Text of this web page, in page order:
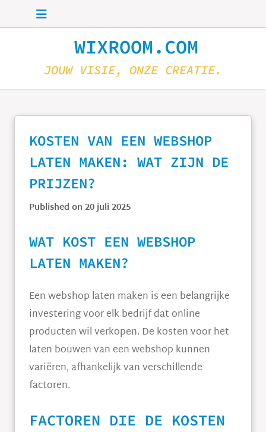
Skip to main content
WIXROOM.COM
JOUW VISIE, ONZE CREATIE.
KOSTEN VAN EEN WEBSHOP
LATEN MAKEN: WAT ZIJN DE
PRIJZEN?
Published on 20 juli 2025
WAT KOST EEN WEBSHOP
LATEN MAKEN?
Een webshop laten maken is een belangrijke
investering voor elk bedrijf dat online
producten wil verkopen. De kosten voor het
laten bouwen van een webshop kunnen
variëren, afhankelijk van verschillende
factoren.
FACTOREN DIE DE KOSTEN